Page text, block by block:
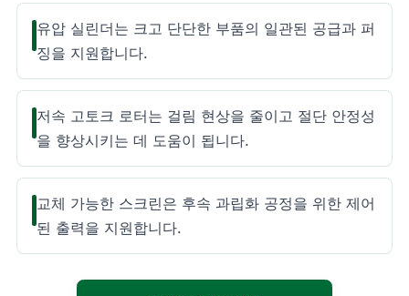
유압 실린더는 크고 단단한 부품의 일관된 공급과 퍼
징을 지원합니다.
저속 고토크 로터는 걸림 현상을 줄이고 절단 안정성
을 향상시키는 데 도움이 됩니다.
교체 가능한 스크린은 후속 과립화 공정을 위한 제어
된 출력을 지원합니다.